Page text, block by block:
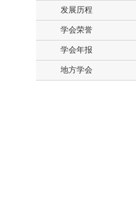
发展历程
学会荣誉
学会年报
地方学会